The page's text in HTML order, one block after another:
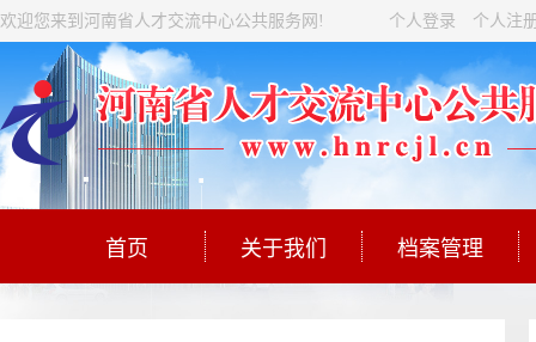
欢迎您来到河南省人才交流中心公共服务网! 个人登录 个人注
首页 关于我们 档案管理